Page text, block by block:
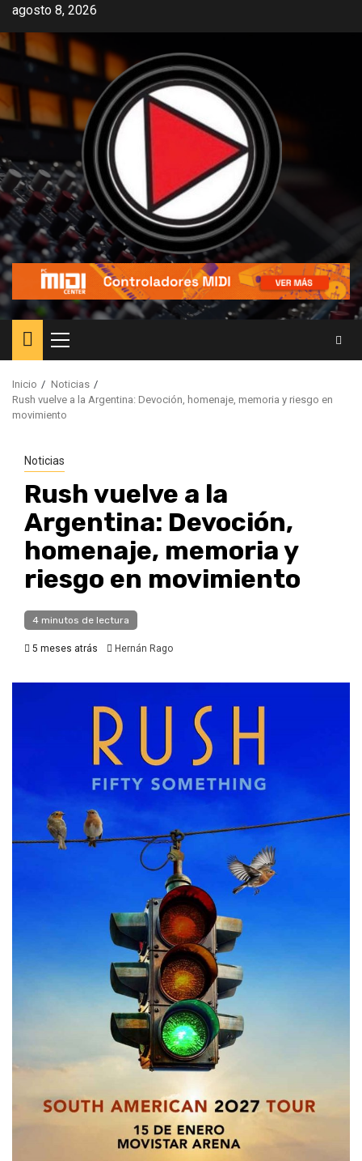
agosto 8, 2026
Inicio
Noticias
Rush vuelve a la Argentina: Devoción, homenaje, memoria y riesgo en
movimiento
Noticias
Rush vuelve a la
Argentina: Devoción,
homenaje, memoria y
riesgo en movimiento
4 minutos de lectura
5 meses atrás Hernán Rago